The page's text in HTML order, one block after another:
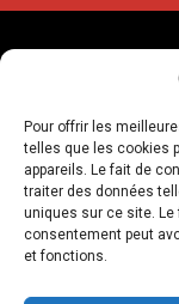
Pour offrir les
telles que les cookies
appareils. Le fait de
traiter des données
uniques sur ce site.
consentement peut
et fonctions.